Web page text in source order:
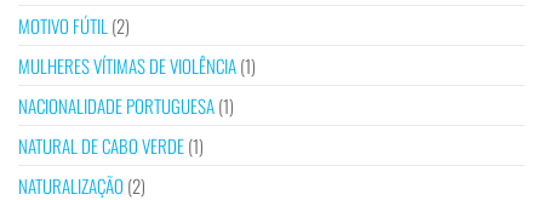
MOTIVO FÚTIL (2)
MULHERES VÍTIMAS DE VIOLÊNCIA(1)
NACIONALIDADE PORTUGUESA(1)
NATURAL DE CABO VERDE(1)
NATURALIZAÇÃO (2)